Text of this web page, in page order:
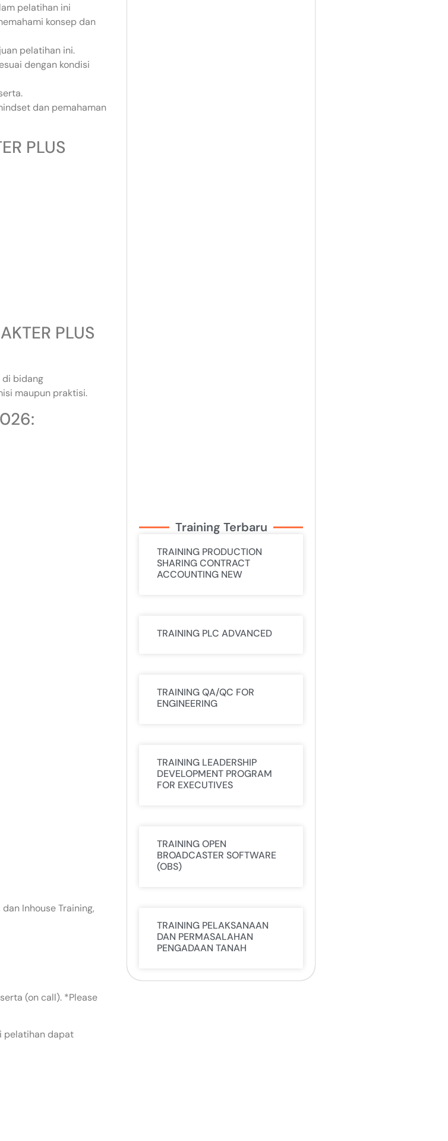
pelatihan ini
konsep dan
pelatihan ini.
dengan kondisi
dan pemahaman
PLUS
PLUS
di bidang
maupun praktisi.
Inhouse Training,
(on call). *Please
pelatihan dapat
Training Terbaru
TRAINING PRODUCTION
SHARING CONTRACT
ACCOUNTING NEW
TRAINING PLC ADVANCED
TRAINING QA/QC FOR
ENGINEERING
TRAINING LEADERSHIP
DEVELOPMENT PROGRAM
FOR EXECUTIVES
TRAINING OPEN
BROADCASTER SOFTWARE
(OBS)
TRAINING PELAKSANAAN
DAN PERMASALAHAN
PENGADAAN TANAH